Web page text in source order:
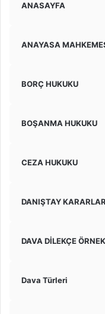
ANASAYFA
ANAYASA
BORÇ HUKUKU
BOŞANMA HUKUKU
CEZA HUKUKU
DANIŞTAY
DAVA DİLEKÇE
Dava Türleri